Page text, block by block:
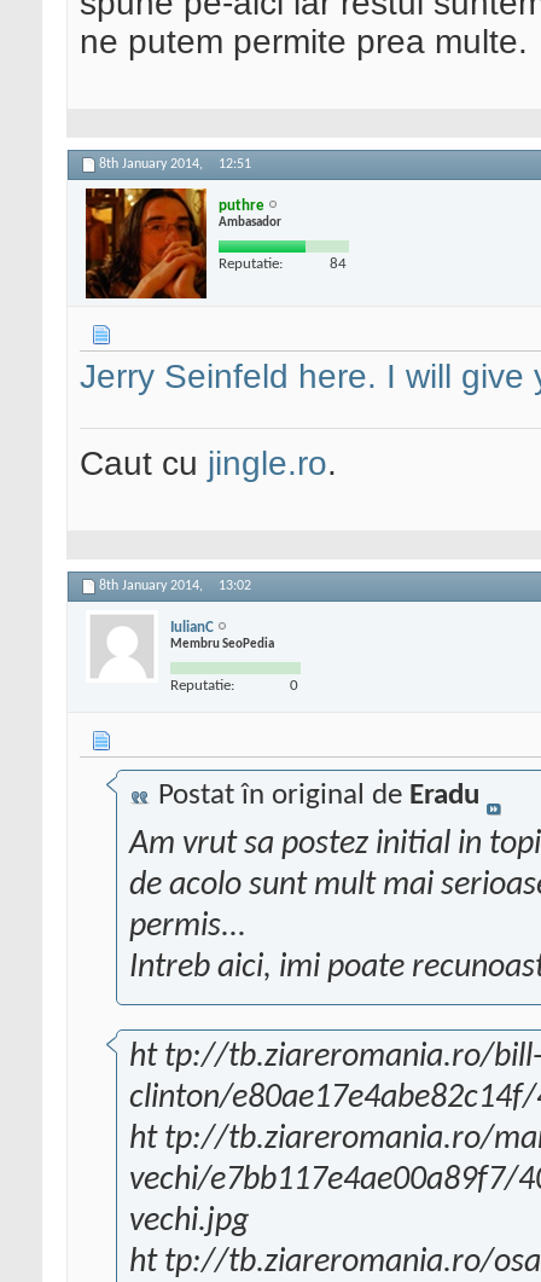
ne putem permite prea multe.
8th January 2014, 12:51
puthre
Ambasador
Reputatie: 84
Jerry Seinfeld here. I will give
Caut cu jingle.ro.
8th January 2014, 13:02
IulianC
Membru SeoPedia
Reputatie: 0
Postat în original de Eradu
Am vrut sa postez initial in
de acolo sunt mult mai
permis...
Intreb aici, imi poate
ht tp://tb.ziareromania.ro/
clinton/
ht tp://tb.ziareromania.ro/
vechi/
vechi.jpg
ht tp://tb.ziareromania.ro/